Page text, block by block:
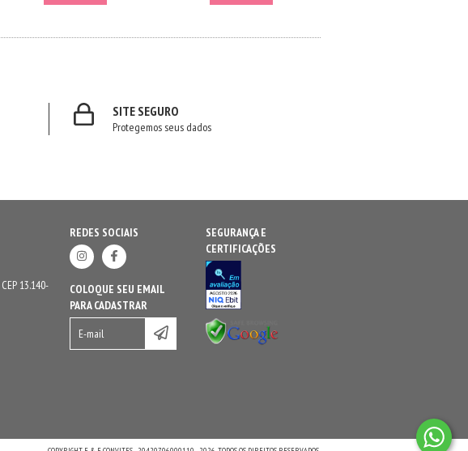
SITE SEGURO
Protegemos seus dados
13.140-
REDES SOCIAIS
COLOQUE SEU EMAIL
PARA CADASTRAR
SEGURANÇA E
CERTIFICAÇÕES